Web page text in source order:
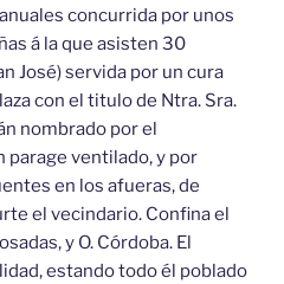
concurrida por unos
á la que asisten 30
José) servida por un cura
con el titulo de Ntra. Sra.
nombrado por el
parage ventilado, y por
en los afueras, de
el vecindario. Confina el
y O. Córdoba. El
estando todo él poblado